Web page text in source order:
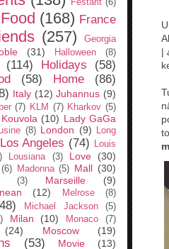
|
Food (168) France
(257)
Georgia
(31) Halloween (8)
(114) Holidays
(58)
(58) Home
(86)
Italy (12) Juhannus (9)
(7) KLM (7) Kharkov (5)
Kouvola (10) Lady GaGa
(8) London (9)
Long
Los Angeles (74)
Louis
Lousiana (3) Love (30)
(6) Madonna (5) Mall (30)
(3) Marseille
(9)
(12) Melrose (8)
Michael Jackson
(5)
Milan (10) Monaco (7)
(24) Moscow (19)
(53) Movie (13)